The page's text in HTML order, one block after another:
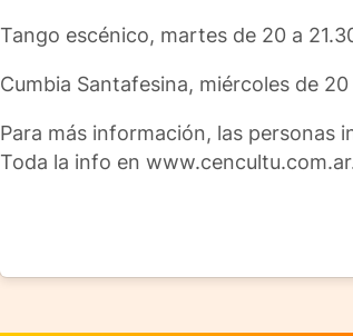
Tango escénico, martes de 20 a
Cumbia Santafesina, miércoles de
Para más información, las personas
Toda la info en